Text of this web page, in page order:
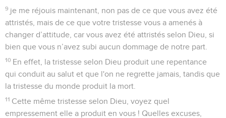
9 je me réjouis maintenant, non pas de ce que vous avez été
attristés, mais de ce que votre tristesse vous a amenés à
changer d’attitude, car vous avez été attristés selon Dieu, si
bien que vous n’avez subi aucun dommage de notre part.
10 En effet, la tristesse selon Dieu produit une repentance
qui conduit au salut et que l'on ne regrette jamais, tandis que
la tristesse du monde produit la mort.
11 Cette même tristesse selon Dieu, voyez quel
empressement elle a produit en vous ! Quelles excuses,